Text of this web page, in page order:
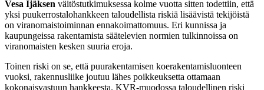
Vesa Ijäksen väitöstutkimuksessa kolme vuotta sitten todettiin, että
yksi puukerrostalohankkeen taloudellista riskiä lisäävistä tekijöistä
on viranomaistoiminnan ennakoimattomuus. Eri kunnissa ja
kaupungeissa rakentamista säätelevien normien tulkinnoissa on
viranomaisten kesken suuria eroja.
Toinen riski on se, että puurakentamisen koerakentamisluonteen
vuoksi, rakennusliike joutuu lähes poikkeuksetta ottamaan
kokonaisvastuun hankkeesta. KVR-muodossa taloudellinen riski